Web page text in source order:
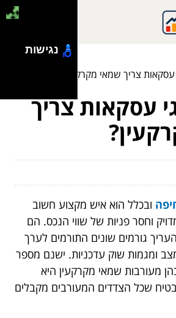
עסקאות צריך שמאי מקרקעין?
עסקאות צריך
ובכלל הוא איש מקצוע חשוב
וחסר פניות של שווי הנכס. הם
גורמים שונים התורמים לערך
ומגמות שוק עדכניות. ישנם מספר
מעורבות שמאי מקרקעין היא
שכל הצדדים המעורבים מקבלים
נגישות